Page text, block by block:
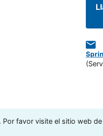
(
favor visite el sitio web